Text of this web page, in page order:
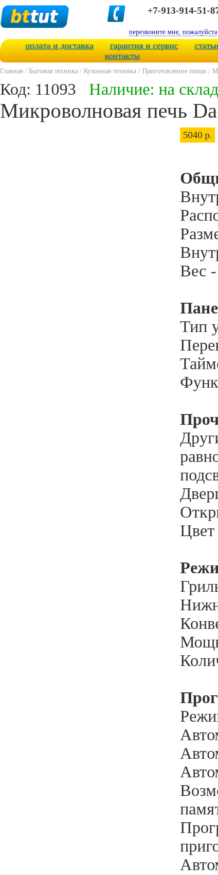
+7-913-914-51-
перезвоните мне, пожалуйста
оплата и доставка гарантия и сервис
контакты
Главная / Бытовая техника / Кухонная техника / Приготовление пищи /
Код: 11093 Наличие: на
Микроволновая печь
5040 р.
Вес
Тип